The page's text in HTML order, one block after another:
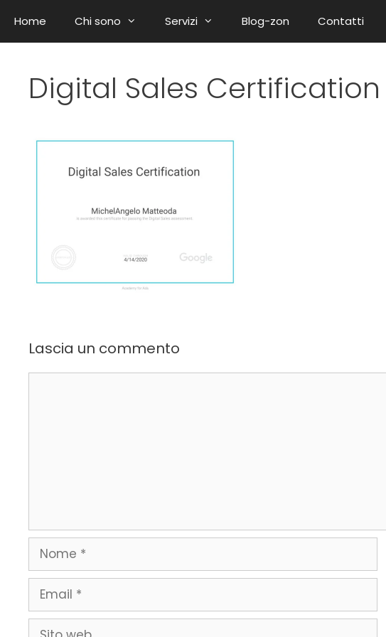
Home Chi sono Servizi Blog-zon Contatti
Digital Sales Certification
Lascia un commento